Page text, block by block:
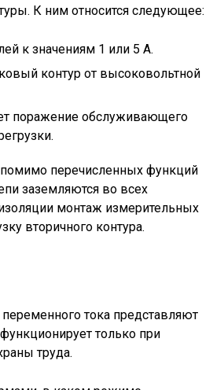
К ним относится следующее:
к значениям 1 или 5 А.
контур от высоковольтной
поражение обслуживающего
перечисленных функций
заземляются во всех
монтаж измерительных
вторичного контура.
тока представляют
только при
труда.